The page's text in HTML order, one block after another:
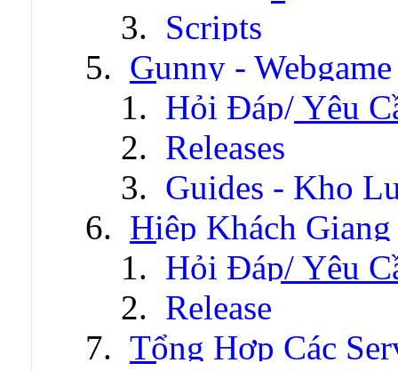
Scripts
Gunny -
Hỏi Đáp/ Yêu
Releases
Guides - Kho
Hiệp Khách
Hỏi Đáp/ Yêu
Release
Tổng Hợp Các